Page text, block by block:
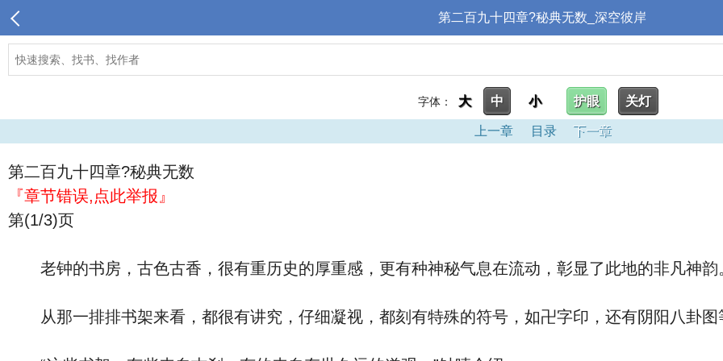
第二百九十四章?秘典无数_深空彼岸
字体： 大 中 小 护眼 关灯
上一章 目录 下一章
第二百九十四章?秘典无数
『章节错误,点此举报』
第(1/3)页
老钟的书房，古色古香，很有重历史的厚重感，更有种神秘气息在流动，彰显了此地的非凡神韵
从那一排排书架来看，都很有讲究，仔细凝视，都刻有特殊的符号，如卍字印，还有阴阳八卦图